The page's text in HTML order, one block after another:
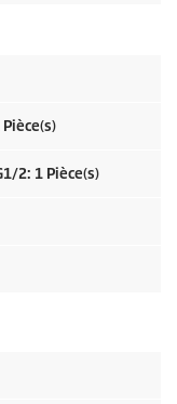
2: 1 Pièce(s)